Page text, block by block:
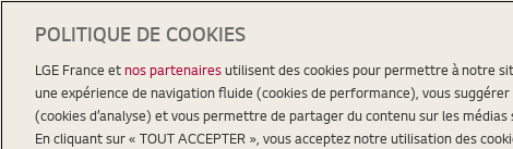
POLITIQUE DE COOKIES
LGE France etnos partenairesutilisent des cookies pour permettre à notre
une expérience de navigation fluide (cookies de performance), vous
(cookies d’analyse) et vous permettre de partager du contenu sur les médias
En cliquant sur « TOUT ACCEPTER », vous acceptez notre utilisation des